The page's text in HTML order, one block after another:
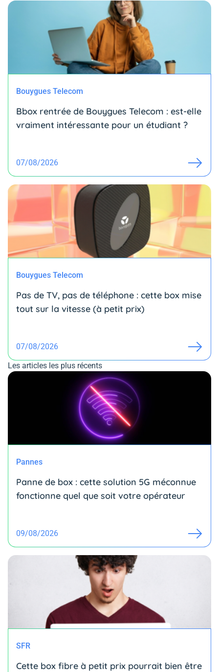
Bouygues Telecom
Bbox rentrée de Bouygues Telecom : est-elle
vraiment intéressante pour un étudiant ?
07/08/2026
Bouygues Telecom
Pas de TV, pas de téléphone : cette box mise
tout sur la vitesse (à petit prix)
07/08/2026
Les articles les plus récents
Pannes
Panne de box : cette solution 5G méconnue
fonctionne quel que soit votre opérateur
09/08/2026
SFR
Cette box fibre à petit prix pourrait bien être